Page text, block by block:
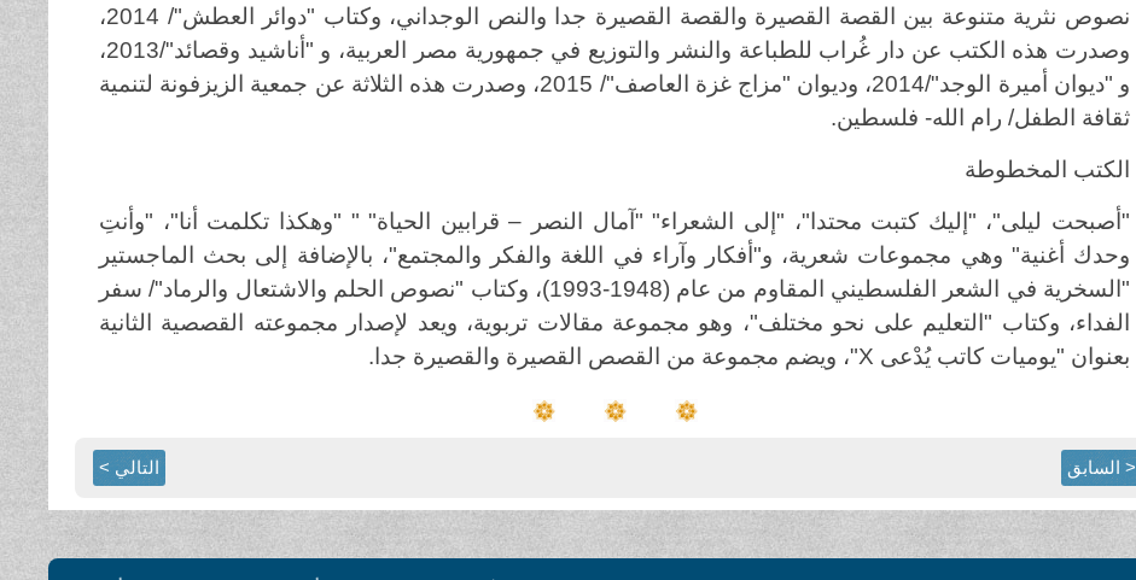
نصوص نثرية متنوعة بين القصة القصيرة والقصة القصيرة جدا والنص الوجداني، وكتاب "دوائر العطش"/ 2014،
وصدرت هذه الكتب عن دار غُراب للطباعة والنشر والتوزيع في جمهورية مصر العربية، و "أناشيد وقصائد"/2013،
و "ديوان أميرة الوجد"/2014، وديوان "مزاج غزة العاصف"/ 2015، وصدرت هذه الثلاثة عن جمعية الزيزفونة لتنمية
ثقافة الطفل/ رام الله- فلسطين.
الكتب المخطوطة
"أصبحت ليلى"، "إليك كتبت محتدا"، "إلى الشعراء" "آمال النصر – قرابين الحياة" " "وهكذا تكلمت أنا"، "وأنتِ
وحدك أغنية" وهي مجموعات شعرية، و"أفكار وآراء في اللغة والفكر والمجتمع"، بالإضافة إلى بحث الماجستير
"السخرية في الشعر الفلسطيني المقاوم من عام (1948-1993)، وكتاب "نصوص الحلم والاشتعال والرماد"/ سفر
الفداء، وكتاب "التعليم على نحو مختلف"، وهو مجموعة مقالات تربوية، ويعد لإصدار مجموعته القصصية الثانية
بعنوان "يوميات كاتب يُدْعى X"، ويضم مجموعة من القصص القصيرة والقصيرة جدا.
< السابق التالي >